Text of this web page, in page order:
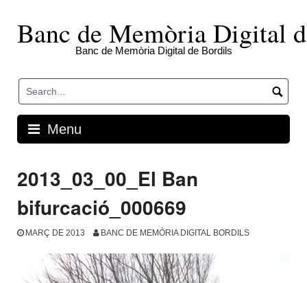
contentBanc de Memòria Digital
Banc de Memòria Digital de Bordils
Menu
2013_03_00_El Ban
bifurcació_000669
MARÇ DE 2013 BANC DE MEMÒRIA DIGITAL BORDILS